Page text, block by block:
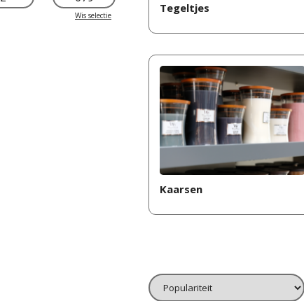
Tegeltjes
Kaarsen
Wis selectie